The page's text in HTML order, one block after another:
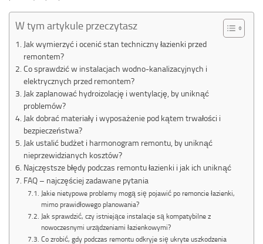
W tym artykule przeczytasz
Jak wymierzyć i ocenić stan techniczny łazienki przed
remontem?
Co sprawdzić w instalacjach wodno-kanalizacyjnych i
elektrycznych przed remontem?
Jak zaplanować hydroizolację i wentylację, by uniknąć
problemów?
Jak dobrać materiały i wyposażenie pod kątem trwałości i
bezpieczeństwa?
Jak ustalić budżet i harmonogram remontu, by uniknąć
nieprzewidzianych kosztów?
Najczęstsze błędy podczas remontu łazienki i jak ich uniknąć
FAQ – najczęściej zadawane pytania
Jakie nietypowe problemy mogą się pojawić po remoncie łazienki,
mimo prawidłowego planowania?
Jak sprawdzić, czy istniejące instalacje są kompatybilne z
nowoczesnymi urządzeniami łazienkowymi?
Co zrobić, gdy podczas remontu odkryje się ukryte uszkodzenia